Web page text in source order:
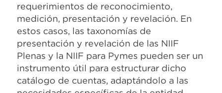
requerimientos de reconocimiento,
medición, presentación y revelación. En
estos casos, las taxonomías de
presentación y revelación de las NIIF
Plenas y la NIIF para Pymes pueden ser un
instrumento útil para estructurar dicho
catálogo de cuentas, adaptándolo a las